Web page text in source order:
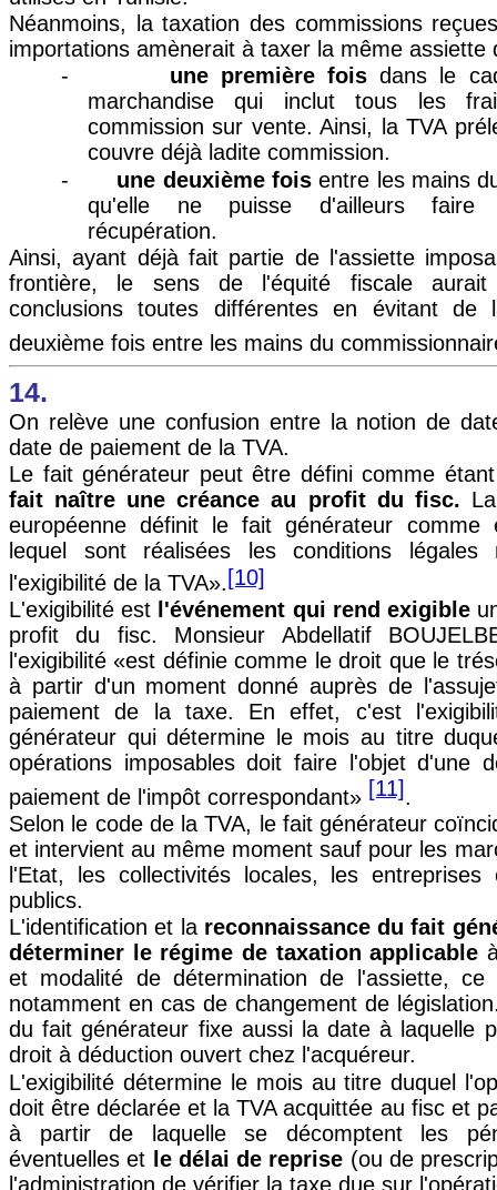
Néanmoins, la taxation des commissions
importations amènerait à taxer la même assiette
-
une première fois dans le
marchandise qui inclut tous les
commission sur vente. Ainsi, la TVA
couvre déjà ladite commission.
-
une deuxième fois entre les mains
qu'elle ne puisse d'ailleurs faire
récupération.
Ainsi, ayant déjà fait partie de l'assiette
frontière, le sens de l'équité fiscale
conclusions toutes différentes en évitant de
deuxième fois entre les mains du
14.
On relève une confusion entre la notion de
date de paiement de la TVA.
Le fait générateur peut être défini comme
fait naître une créance au profit du fisc.
européenne définit le fait générateur
lequel sont réalisées les conditions légales
l'exigibilité de la TVA».[10]
L'exigibilité est l'événement qui rend exigible
profit du fisc. Monsieur Abdellatif
l'exigibilité «est définie comme le droit que le
à partir d'un moment donné auprès de
paiement de la taxe. En effet, c'est
générateur qui détermine le mois au titre
opérations imposables doit faire l'objet d'une
paiement de l'impôt correspondant» [11].
Selon le code de la TVA, le fait générateur
et intervient au même moment sauf pour les
l'Etat, les collectivités locales, les entreprises
publics.
L'identification et la reconnaissance du fait
déterminer le régime de taxation applicable
et modalité de détermination de l'assiette, ce
notamment en cas de changement de
du fait générateur fixe aussi la date à laquelle
droit à déduction ouvert chez l'acquéreur.
L'exigibilité détermine le mois au titre duquel
doit être déclarée et la TVA acquittée au fisc et
à partir de laquelle se décomptent les
éventuelles et le délai de reprise (ou de
l'administration de vérifier la taxe due sur